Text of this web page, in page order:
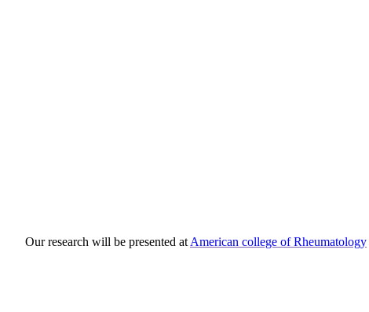
Our research will be presented at American college of Rheumatology